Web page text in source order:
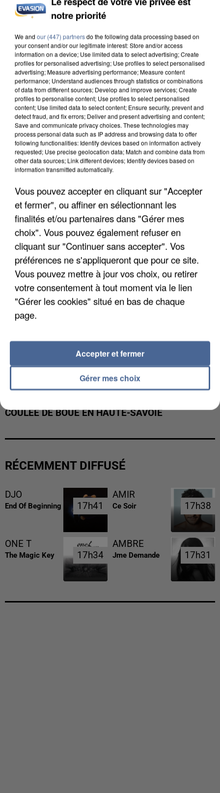
L’UN DES FONDATEURS SUPPOSÉS DE LA DZ
MAFIA INTERPELLÉ EN ALGÉRIE
UN SECOND CADRE DE LA DZ MAFIA
INTERPELLÉ EN ALGÉRIE
COULÉE DE BOUE EN HAUTE-SAVOIE
RÉCEMMENT DIFFUSÉ
DJO
End Of Beginning 17h41
17h41
AMIR
Ce Soir 17h38
17h38
ONE T
The Magic Key 17h34
17h34
AMBRE
Jme Demande 17h31
17h31
notre priorité
We and our (447) partnersdo the following data processing based on
your consent and/or our legitimate interest: Store and/or access
information on a device; Use limited data to select advertising; Create
profiles for personalised advertising; Use profiles to select personalised
advertising; Measure advertising performance; Measure content
performance; Understand audiences through statistics or combinations
of data from different sources; Develop and improve services; Create
profiles to personalise content; Use profiles to select personalised
content; Use limited data to select content; Ensure security, prevent and
detect fraud, and fix errors; Deliver and present advertising and content;
Save and communicate privacy choices. These technologies may
process personal data such as IP address and browsing data to offer
following functionalities: Identify devices based on information actively
requested; Use precise geolocation data; Match and combine data from
other data sources; Link different devices; Identify devices based on
information transmitted automatically.
Vous pouvez accepter en cliquant sur "Accepter
et fermer", ou affiner en sélectionnant les
finalités et/ou partenaires dans "Gérer mes
choix". Vous pouvez également refuser en
cliquant sur "Continuer sans accepter". Vos
préférences ne s'appliqueront que pour ce site.
Vous pouvez mettre à jour vos choix, ou retirer
votre consentement à tout moment via le lien
"Gérer les cookies" situé en bas de chaque
page.
Gérer mes choix
Accepter et fermer